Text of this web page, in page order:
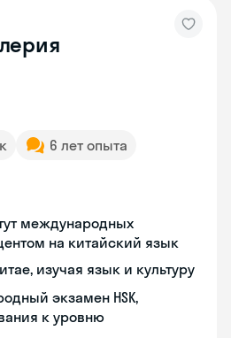
6 лет опыта
международных
на китайский язык
изучая язык и культуру
экзамен HSK,
к уровню